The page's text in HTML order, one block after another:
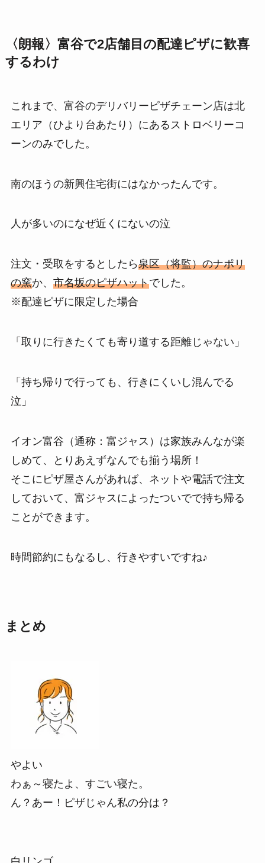
〈朗報〉富谷で2店舗目の配達ピザに歓喜
するわけ
これまで、富谷のデリバリーピザチェーン店は北
エリア（ひより台あたり）にあるストロベリーコ
ーンのみでした。
南のほうの新興住宅街にはなかったんです。
人が多いのになぜ近くにないの泣
注文・受取をするとしたら泉区（将監）のナポリ
の窯か、 市名坂のピザハットでした。
※配達ピザに限定した場合
「取りに行きたくても寄り道する距離じゃない」
「持ち帰りで行っても、行きにくいし混んでる
泣」
イオン富谷（通称：富ジャス）は家族みんなが楽
しめて、とりあえずなんでも揃う場所！
そこにピザ屋さんがあれば、ネットや電話で注文
しておいて、富ジャスによったついでで持ち帰る
ことができます。
時間節約にもなるし、行きやすいですね♪
まとめ
やよい
わぁ～寝たよ、すごい寝た。
ん？あー！ピザじゃん私の分は？